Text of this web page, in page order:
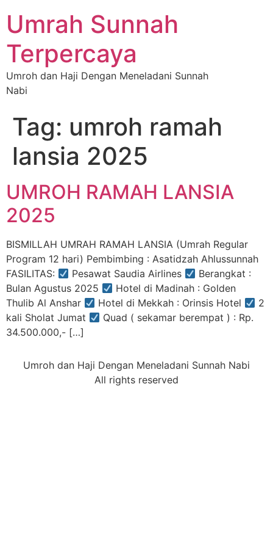
Umrah Sunnah
Terpercaya
Umroh dan Haji Dengan Meneladani Sunnah
Nabi
Tag: umroh ramah
lansia 2025
UMROH RAMAH LANSIA
2025
BISMILLAH UMRAH RAMAH LANSIA (Umrah Regular
Program 12 hari) Pembimbing : Asatidzah Ahlussunnah
FASILITAS:
Pesawat Saudia Airlines
Berangkat :
Bulan Agustus 2025
Hotel di Madinah : Golden
Thulib Al Anshar
Hotel di Mekkah : Orinsis Hotel
2
kali Sholat Jumat
Quad ( sekamar berempat ) : Rp.
34.500.000,- […]
Umroh dan Haji Dengan Meneladani Sunnah Nabi
All rights reserved